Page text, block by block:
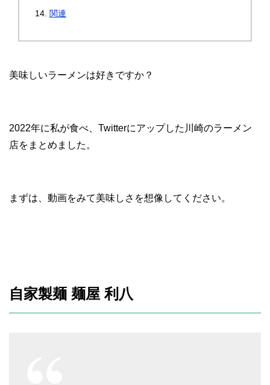
関連
美味しいラーメンは好きですか？
2022年に私が食べ、Twitterにアップした川崎のラーメン
店をまとめました。
まずは、動画をみて美味しさを想像してください。
自家製麺 麺屋 利八